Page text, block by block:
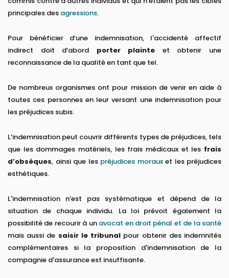
principales des agressions.
Pour bénéficier d’une indemnisation, l'accidenté affectif
indirect doit d’abord porter plainte et obtenir une
reconnaissance de la qualité en tant que tel.
De nombreux organismes ont pour mission de venir en aide à
toutes ces personnes en leur versant une indemnisation pour
les préjudices subis.
L’indemnisation peut couvrir différents types de préjudices, tels
que les dommages matériels, les frais médicaux et les frais
d’obsèques, ainsi que les préjudices morauxet les préjudices
esthétiques.
L'indemnisation n’est pas systématique et dépend de la
situation de chaque individu. La loi prévoit également la
possibilité de recourir à un avocat en droit pénal et de la santé
mais aussi de saisir le tribunal pour obtenir des indemnités
complémentaires si la proposition d'indemnisation de la
compagnie d'assurance est insuffisante.